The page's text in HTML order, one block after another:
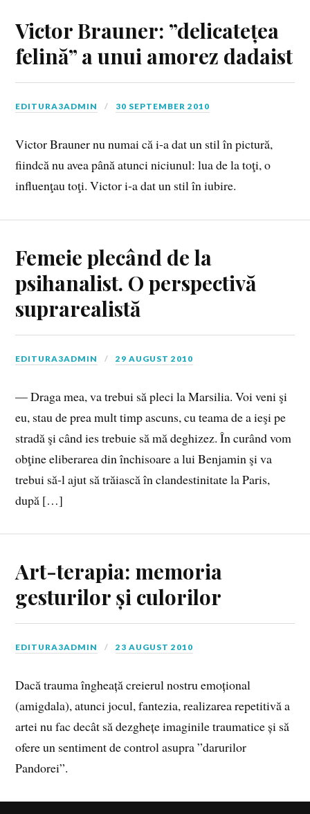
Victor Brauner: ”delicatețea
felină” a unui amorez dadaist
EDITURA3ADMIN 30 SEPTEMBER 2010
Victor Brauner nu numai că i‑a dat un stil în pictură,
fiindcă nu avea până atunci niciunul: lua de la toţi, o
influenţau toţi. Victor i‑a dat un stil în iubire.
Femeie plecând de la
psihanalist. O perspectivă
suprarealistă
EDITURA3ADMIN 29 AUGUST 2010
— Draga mea, va trebui să pleci la Marsilia. Voi veni şi
eu, stau de prea mult timp ascuns, cu teama de a ieşi pe
stradă şi când ies trebuie să mă deghizez. În curând vom
obţine eliberarea din închisoare a lui Benjamin şi va
trebui să‑l ajut să trăiască în clandestinitate la Paris,
după […]
Art-terapia: memoria
gesturilor și culorilor
EDITURA3ADMIN 23 AUGUST 2010
Dacă trauma îngheață creierul nostru emoțional
(amigdala), atunci jocul, fantezia, realizarea repetitivă a
artei nu fac decât să dezghețe imaginile traumatice și să
ofere un sentiment de control asupra ”darurilor
Pandorei”.